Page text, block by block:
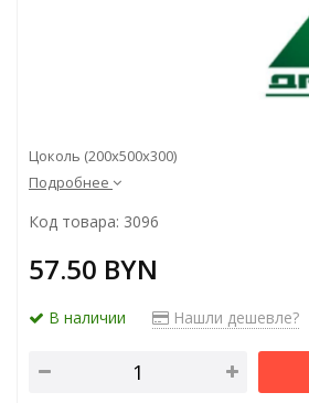
Цоколь (200х500х300)
Подробнее
Код товара: 3096
57.50 BYN
В наличии Нашли дешевле?